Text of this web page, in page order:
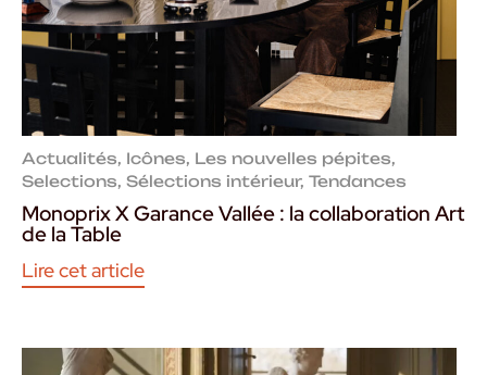
Actualités, Icônes, Les nouvelles pépites,
Selections, Sélections intérieur, Tendances
Monoprix X Garance Vallée : la collaboration Art
de la Table
Lire cet article